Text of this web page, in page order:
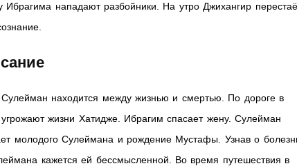
Ибрагима нападают разбойники. На утро Джихангир
Сулейман находится между жизнью и смертью. По дороге в
жизни Хатидже. Ибрагим спасает жену. Сулейман
молодого Сулеймана и рождение Мустафы. Узнав о
кажется ей бессмысленной. Во время путешествия в